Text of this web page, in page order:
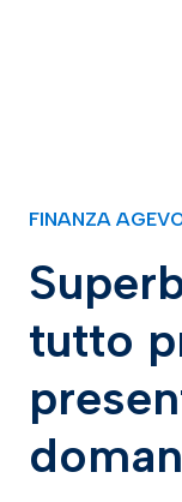
FINANZA
tutto